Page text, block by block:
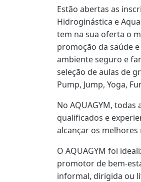
Estão abertas as
Hidroginástica e
tem na sua oferta o
promoção da saúde
ambiente seguro e
seleção de aulas de
Pump, Jump, Yoga,
No AQUAGYM,
qualificados e
alcançar os melhores
O AQUAGYM foi
promotor de bem-
informal, dirigida ou